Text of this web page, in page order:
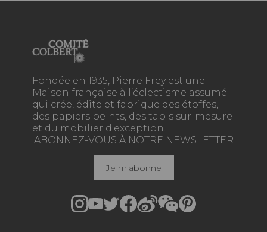
Fondée en 1935, Pierre Frey est une
Maison française à l’éclectisme assumé
qui crée, édite et fabrique des étoffes,
des papiers peints, des tapis sur-mesure
et du mobilier d'exception.
ABONNEZ-VOUS À NOTRE NEWSLETTER
Je m'abonne